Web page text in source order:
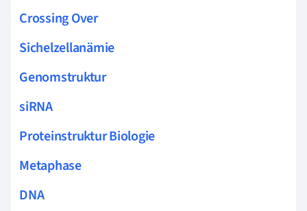
Crossing Over
Sichelzellanämie
Genomstruktur
siRNA
Proteinstruktur Biologie
Metaphase
DNA